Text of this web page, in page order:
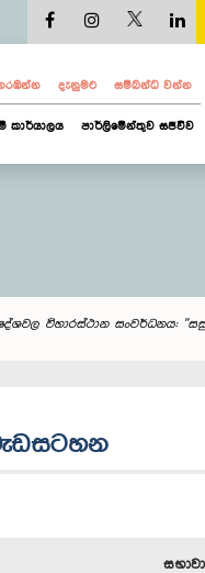
දැනුමට සම්බන්ධ වන්න
කාර්යාලය පාර්ලිමේන්තුව සජීවීව
ප්‍රදේශවල විහාරස්ථාන සංවර්ධනය: